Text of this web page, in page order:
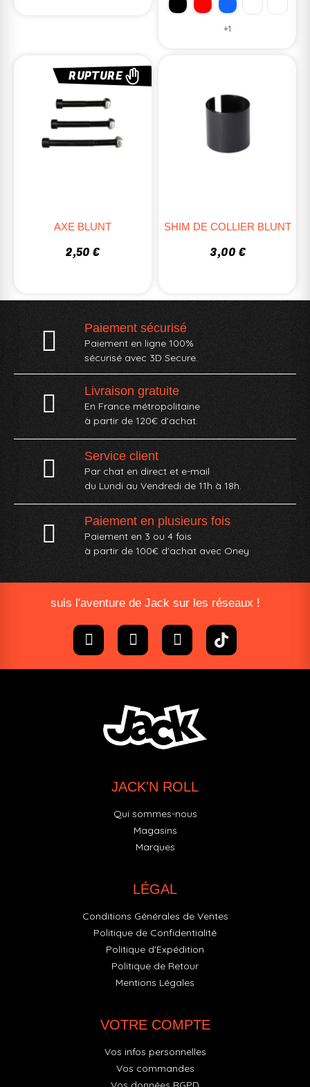
+1
RUPTURE
AXE BLUNT
2,50 €
SHIM DE COLLIER BLUNT
3,00 €
Paiement sécurisé
Paiement en ligne 100%
sécurisé avec 3D Secure.
Livraison gratuite
En France métropolitaine
à partir de 120€ d'achat.
Service client
Par chat en direct et e-mail
du Lundi au Vendredi de 11h à 18h.
Paiement en plusieurs fois
Paiement en 3 ou 4 fois
à partir de 100€ d'achat avec Oney​
suis l'aventure de Jack sur les réseaux !
JACK'N ROLL
Qui sommes-nous
Magasins
Marques
LÉGAL
Conditions Générales de Ventes
Politique de Confidentialité
Politique d'Expédition
Politique de Retour
Mentions Légales
VOTRE COMPTE
Vos infos personnelles
Vos commandes